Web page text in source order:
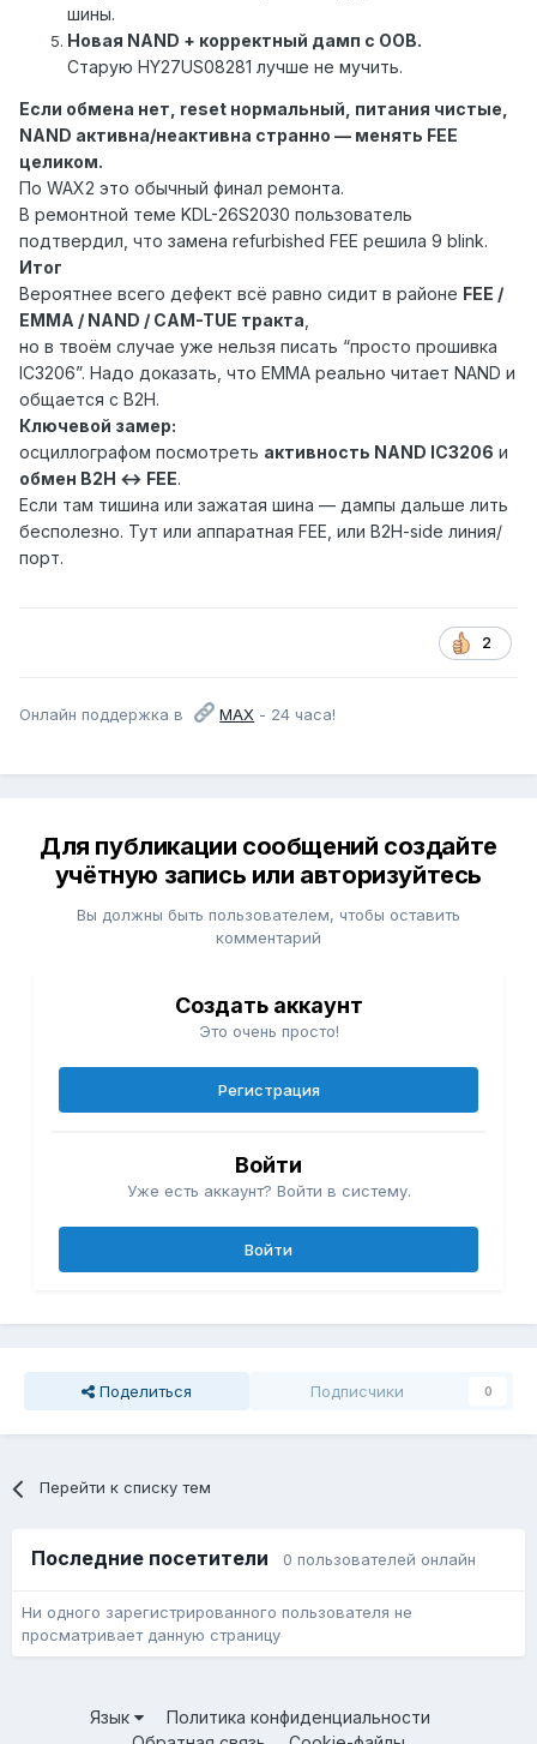
шины.
Новая NAND + корректный дамп с OOB.
Старую HY27US08281 лучше не мучить.
Если обмена нет, reset нормальный, питания чистые,
NAND активна/неактивна странно — менять FEE
целиком.
По WAX2 это обычный финал ремонта.
В ремонтной теме KDL-26S2030 пользователь
подтвердил, что замена refurbished FEE решила 9 blink.
Итог
Вероятнее всего дефект всё равно сидит в районе FEE /
EMMA / NAND / CAM-TUE тракта
но в твоём случае уже нельзя писать “просто прошивка
IC3206”. Надо доказать, что EMMA реально читает NAND и
общается с B2H.
Ключевой замер:
осциллографом посмотреть активность NAND IC3206 и
обмен B2H ↔ FEE.
Если там тишина или зажатая шина — дампы дальше лить
бесполезно. Тут или аппаратная FEE, или B2H-side линия/
порт.
2
Онлайн поддержка в МАХ - 24 часа!
Для публикации сообщений создайте
учётную запись или авторизуйтесь
Вы должны быть пользователем, чтобы оставить
комментарий
Создать аккаунт
Это очень просто!
Регистрация
Войти
Уже есть аккаунт? Войти в систему.
Войти
Поделиться Подписчики 0
Перейти к списку тем
Последние посетители 0 пользователей онлайн
Ни одного зарегистрированного пользователя не
просматривает данную страницу
Язык
Политика конфиденциальности